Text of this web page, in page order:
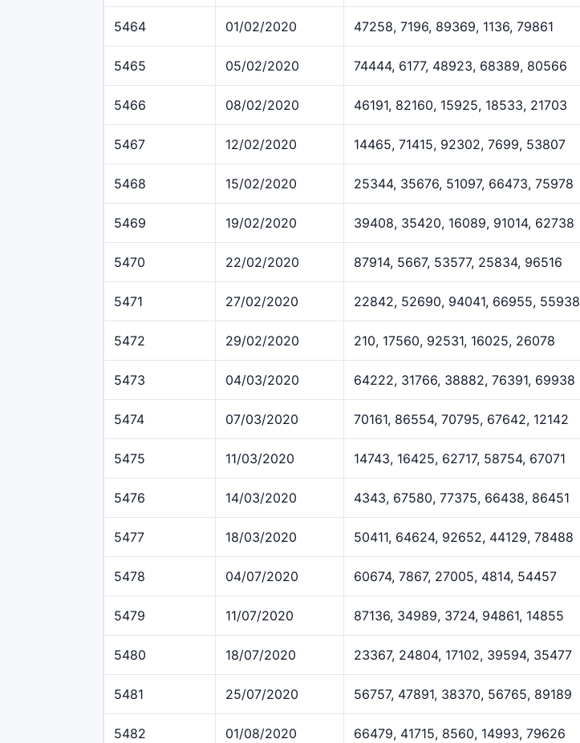
5464 01/02/2020 47258, 7196, 89369, 1136, 79861
5465 05/02/2020 74444, 6177, 48923, 68389, 80566
5466 08/02/2020 46191, 82160, 15925, 18533, 21703
5467 12/02/2020 14465, 71415, 92302, 7699, 53807
5468 15/02/2020 25344, 35676, 51097, 66473, 75978
5469 19/02/2020 39408, 35420, 16089, 91014, 62738
5470 22/02/2020 87914, 5667, 53577, 25834, 96516
5471 27/02/2020 22842, 52690, 94041, 66955, 55938
5472 29/02/2020 210, 17560, 92531, 16025, 26078
5473 04/03/2020 64222, 31766, 38882, 76391, 69938
5474 07/03/2020 70161, 86554, 70795, 67642, 12142
5475 11/03/2020 14743, 16425, 62717, 58754, 67071
5476 14/03/2020 4343, 67580, 77375, 66438, 86451
5477 18/03/2020 50411, 64624, 92652, 44129, 78488
5478 04/07/2020 60674, 7867, 27005, 4814, 54457
5479 11/07/2020 87136, 34989, 3724, 94861, 14855
5480 18/07/2020 23367, 24804, 17102, 39594, 35477
5481 25/07/2020 56757, 47891, 38370, 56765, 89189
5482 01/08/2020 66479, 41715, 8560, 14993, 79626